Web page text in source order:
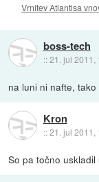
Vrnitev Atlantisa
boss-tech
::21. jul 2011,
na luni ni nafte,
Kron
::21. jul 2011,
So pa točno